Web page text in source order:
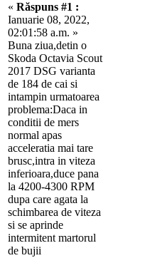
« Răspuns #1 :
Ianuarie 08, 2022,
02:01:58 a.m. »
Buna ziua,detin o
Skoda Octavia Scout
2017 DSG varianta
de 184 de cai si
intampin urmatoarea
problema:Daca in
conditii de mers
normal apas
acceleratia mai tare
brusc,intra in viteza
inferioara,duce pana
la 4200-4300 RPM
dupa care agata la
schimbarea de viteza
si se aprinde
intermitent martorul
de bujii